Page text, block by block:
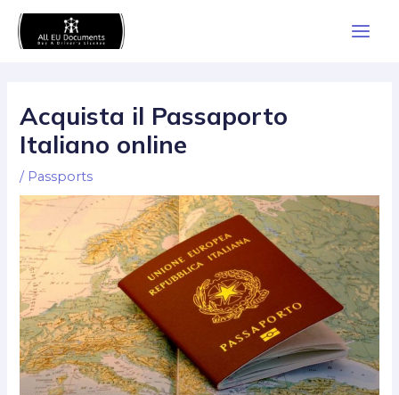
Skip
Acquista il Passaporto
Italiano online
/ Passports